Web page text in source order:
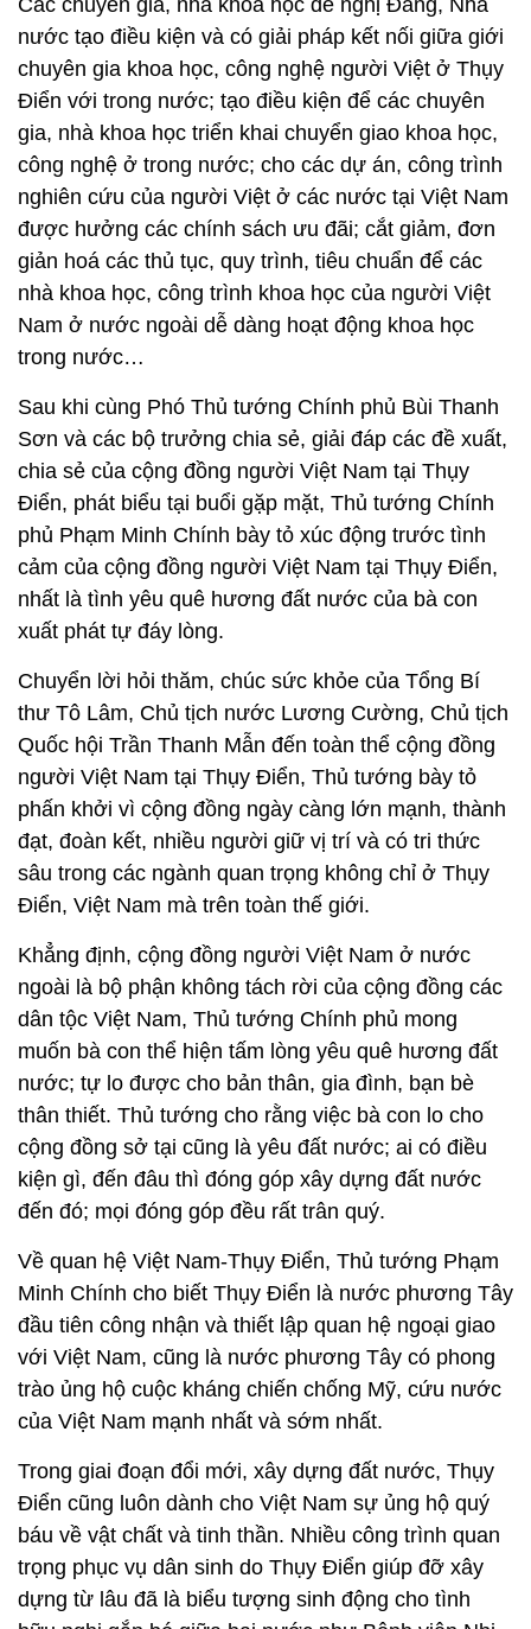
Các chuyên gia, nhà khoa học đề nghị Đảng, Nhà
nước tạo điều kiện và có giải pháp kết nối giữa giới
chuyên gia khoa học, công nghệ người Việt ở Thụy
Điển với trong nước; tạo điều kiện để các chuyên
gia, nhà khoa học triển khai chuyển giao khoa học,
công nghệ ở trong nước; cho các dự án, công trình
nghiên cứu của người Việt ở các nước tại Việt Nam
được hưởng các chính sách ưu đãi; cắt giảm, đơn
giản hoá các thủ tục, quy trình, tiêu chuẩn để các
nhà khoa học, công trình khoa học của người Việt
Nam ở nước ngoài dễ dàng hoạt động khoa học
trong nước…
Sau khi cùng Phó Thủ tướng Chính phủ Bùi Thanh
Sơn và các bộ trưởng chia sẻ, giải đáp các đề xuất,
chia sẻ của cộng đồng người Việt Nam tại Thụy
Điển, phát biểu tại buổi gặp mặt, Thủ tướng Chính
phủ Phạm Minh Chính bày tỏ xúc động trước tình
cảm của cộng đồng người Việt Nam tại Thụy Điển,
nhất là tình yêu quê hương đất nước của bà con
xuất phát tự đáy lòng.
Chuyển lời hỏi thăm, chúc sức khỏe của Tổng Bí
thư Tô Lâm, Chủ tịch nước Lương Cường, Chủ tịch
Quốc hội Trần Thanh Mẫn đến toàn thể cộng đồng
người Việt Nam tại Thụy Điển, Thủ tướng bày tỏ
phấn khởi vì cộng đồng ngày càng lớn mạnh, thành
đạt, đoàn kết, nhiều người giữ vị trí và có tri thức
sâu trong các ngành quan trọng không chỉ ở Thụy
Điển, Việt Nam mà trên toàn thế giới.
Khẳng định, cộng đồng người Việt Nam ở nước
ngoài là bộ phận không tách rời của cộng đồng các
dân tộc Việt Nam, Thủ tướng Chính phủ mong
muốn bà con thể hiện tấm lòng yêu quê hương đất
nước; tự lo được cho bản thân, gia đình, bạn bè
thân thiết. Thủ tướng cho rằng việc bà con lo cho
cộng đồng sở tại cũng là yêu đất nước; ai có điều
kiện gì, đến đâu thì đóng góp xây dựng đất nước
đến đó; mọi đóng góp đều rất trân quý.
Về quan hệ Việt Nam-Thụy Điển, Thủ tướng Phạm
Minh Chính cho biết Thụy Điển là nước phương Tây
đầu tiên công nhận và thiết lập quan hệ ngoại giao
với Việt Nam, cũng là nước phương Tây có phong
trào ủng hộ cuộc kháng chiến chống Mỹ, cứu nước
của Việt Nam mạnh nhất và sớm nhất.
Trong giai đoạn đổi mới, xây dựng đất nước, Thụy
Điển cũng luôn dành cho Việt Nam sự ủng hộ quý
báu về vật chất và tinh thần. Nhiều công trình quan
trọng phục vụ dân sinh do Thụy Điển giúp đỡ xây
dựng từ lâu đã là biểu tượng sinh động cho tình